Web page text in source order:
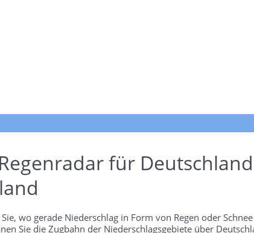
Regenradar für
wo gerade Niederschlag in Form von Regen oder
Sie die Zugbahn der Niederschlagsgebiete über